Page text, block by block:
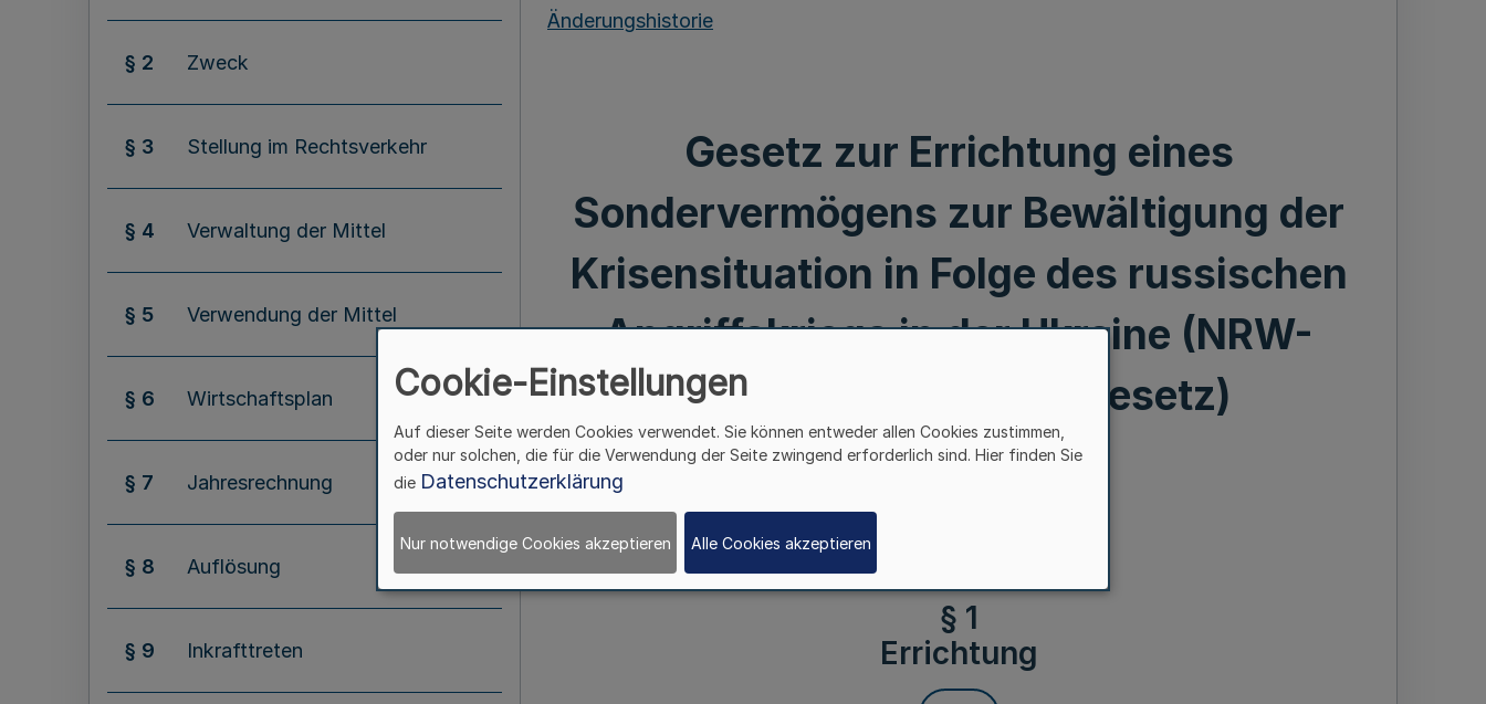
§ 2 Zweck
§ 3 Stellung im Rechtsverkehr
§ 4 Verwaltung der Mittel
§ 5 Verwendung der Mittel
§ 6 Wirtschaftsplan
§ 7 Jahresrechnung
§ 8 Auflösung
§ 9 Inkrafttreten
Änderungshistorie
Gesetz zur Errichtung eines
Sondervermögens zur Bewältigung der
Krisensituation in Folge des russischen
Angriffskriegs in der Ukraine (NRW-
Krisenbewältigungsgesetz)
Mehr
Vom 21. Dezember 2022
§ 1
Errichtung
Cookie-Einstellungen
Auf dieser Seite werden Cookies verwendet. Sie können entweder allen Cookies zustimmen,
oder nur solchen, die für die Verwendung der Seite zwingend erforderlich sind. Hier finden Sie
die Datenschutzerklärung
Nur notwendige Cookies akzeptieren Alle Cookies akzeptieren